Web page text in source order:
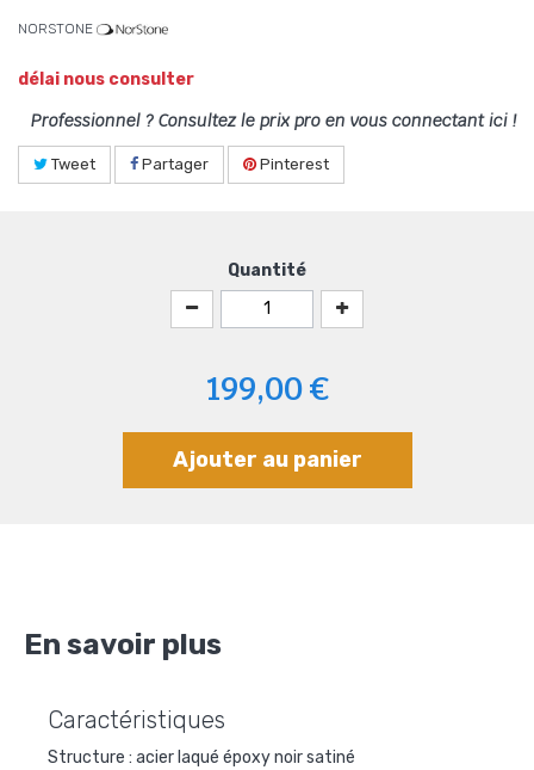
NORSTONE
délai nous consulter
Professionnel ? Consultez le prix pro en vous connectant ici !
Tweet Partager Pinterest
Quantité
199,00 €
Ajouter au panier
En savoir plus
Caractéristiques
Structure : acier laqué époxy noir satiné